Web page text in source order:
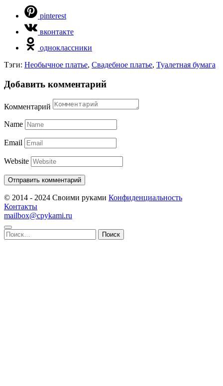
pinterest
вконтакте
одноклассники
Тэги: Необычное платье, Свадебное платье, Туалетная бумага
Добавить комментарий
Комментарий
Name
Email
Website
© 2014 - 2024 Своими руками Конфиденциальность
Контакты
mailbox@cpykami.ru
Найти: